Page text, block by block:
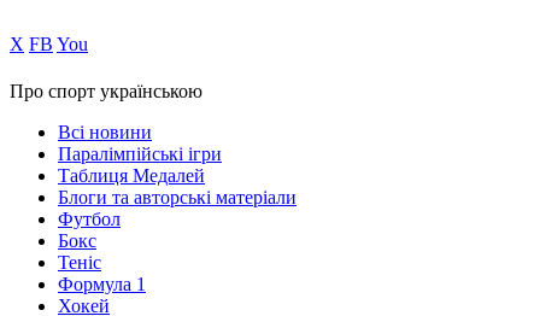
Х FB You
Про спорт українською
Всі новини
Паралімпійські ігри
Таблиця Медалей
Блоги та авторські матеріали
Футбол
Бокс
Теніс
Формула 1
Хокей